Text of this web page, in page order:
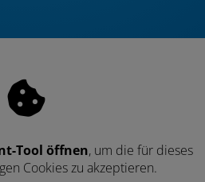
Tool öffnen, um die für dieses
Cookies zu akzeptieren.